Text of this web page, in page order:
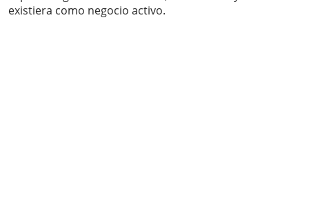
existiera como negocio activo.